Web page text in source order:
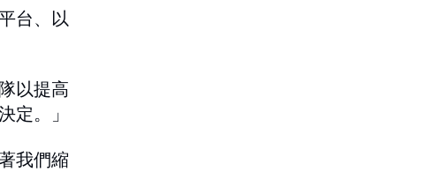
台、以
以提高
定。」
我們縮